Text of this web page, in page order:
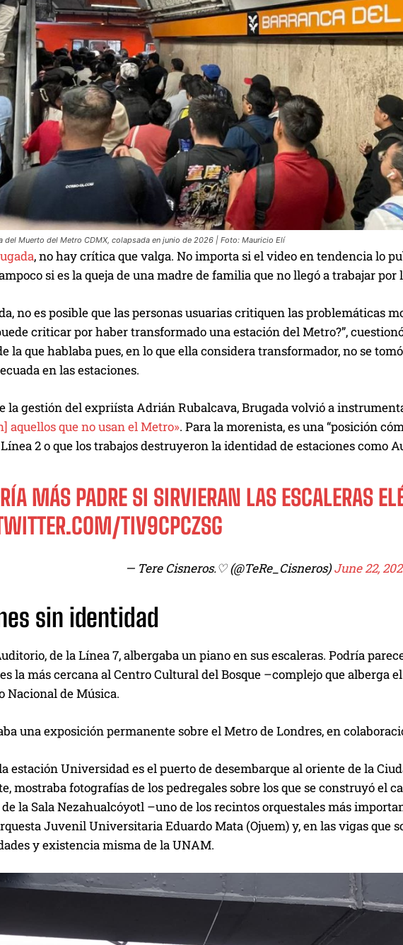
del Muerto del Metro CDMX, colapsada en junio de 2026 | Foto: Mauricio Elí
, no hay crítica que valga. No importa si el video en tendencia lo
si es la queja de una madre de familia que no llegó a trabajar por
no es posible que las personas usuarias critiquen las problemáticas
criticar por haber transformado una estación del Metro?”,
la que hablaba pues, en lo que ella considera transformador, no se
en las estaciones.
la gestión del expriísta Adrián Rubalcava, Brugada volvió a
aquellos que no usan el Metro». Para la morenista, es una “posición
2 o que los trabajos destruyeron la identidad de estaciones como
MÁS PADRE SI SIRVIERAN LAS ESCALERAS
TIV9CPCZSG
— Tere Cisneros.♡ (@TeRe_Cisneros)June 22,
sin identidad
de la Línea 7, albergaba un piano en sus escaleras. Podría
la más cercana al Centro Cultural del Bosque –complejo que alberga
Nacional de Música.
una exposición permanente sobre el Metro de Londres, en
estación Universidad es el puerto de desembarque al oriente de la
mostraba fotografías de los pedregales sobre los que se construyó el
la Sala Nezahualcóyotl –uno de los recintos orquestales más
Juvenil Universitaria Eduardo Mata (Ojuem) y, en las vigas que
y existencia misma de la UNAM.